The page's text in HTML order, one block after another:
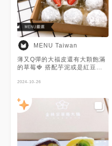
MENU Taiwan
薄又Q彈的大福皮還有大顆飽滿
的草莓🍓 搭配芋泥或是紅豆泥
黏牙 不吃水果也有其他包餡口
一定要買一盒～ 謝謝@我只要
CP值
2024-10-26